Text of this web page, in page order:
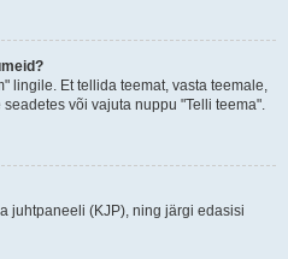
lingile. Et tellida teemat, vasta teemale,
või vajuta nuppu "Telli teema".
juhtpaneeli (KJP), ning järgi edasisi